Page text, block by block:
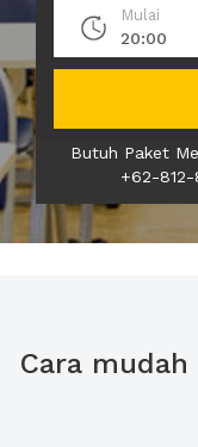
Mulai
20:00
Butuh Paket
+62-
Cara